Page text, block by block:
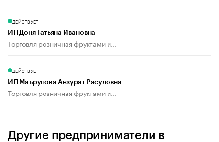
ДЕЙСТВУЕТ
ИП Доня Татьяна Ивановна
Торговля розничная фруктами и...
ДЕЙСТВУЕТ
ИП Маърупова Анзурат Расуловна
Торговля розничная фруктами и...
Другие предприниматели в